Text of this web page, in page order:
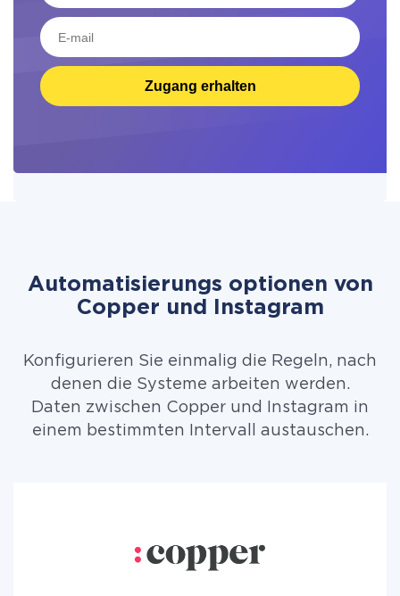
Zugang erhalten
Automatisierungs optionen von
Copper und Instagram
Konfigurieren Sie einmalig die Regeln, nach
denen die Systeme arbeiten werden.
Daten zwischen Copper und Instagram in
einem bestimmten Intervall austauschen.